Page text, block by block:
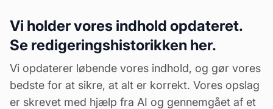
Vi holder vores indhold opdateret.
Se redigeringshistorikken her.
Vi opdaterer løbende vores indhold, og gør vores
bedste for at sikre, at alt er korrekt. Vores opslag
er skrevet med hjælp fra AI og gennemgået af et